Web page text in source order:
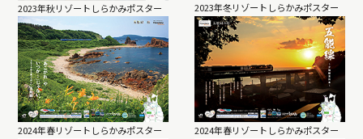
2023年秋リゾートしらかみポスター 2023年冬リゾートしらかみポスター
2024年春リゾートしらかみポスター 2024年春リゾートしらかみポスター